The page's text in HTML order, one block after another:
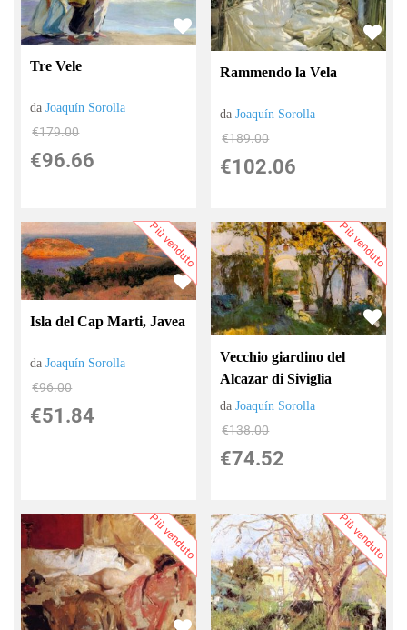
Tre Vele
daJoaquín Sorolla
€179.00
€96.66
Rammendo la Vela
daJoaquín Sorolla
€189.00
€102.06
Più venduto
Isla del Cap Marti, Javea
daJoaquín Sorolla
€96.00
€51.84
Più venduto
Vecchio giardino del
Alcazar di Siviglia
daJoaquín Sorolla
€138.00
€74.52
Più venduto Più venduto